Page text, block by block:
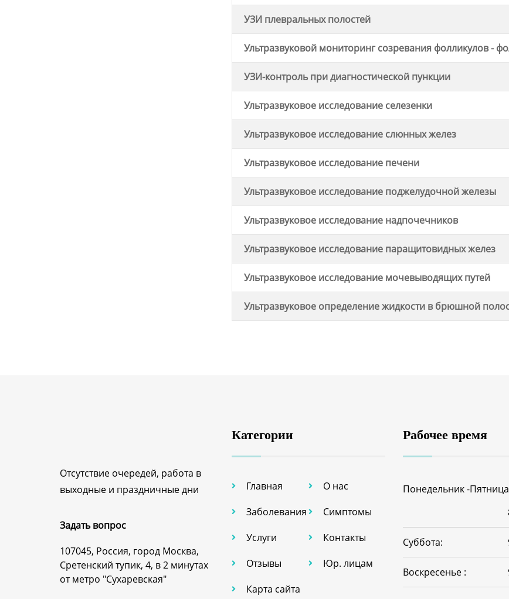
УЗИ плевральных полостей
Ультразвуковой мониторинг созревания фолликулов -
УЗИ-контроль при диагностической пункции
Ультразвуковое исследование селезенки
Ультразвуковое исследование слюнных желез
Ультразвуковое исследование печени
Ультразвуковое исследование поджелудочной железы
Ультразвуковое исследование надпочечников
Ультразвуковое исследование паращитовидных желез
Ультразвуковое исследование мочевыводящих путей
Ультразвуковое определение жидкости в брюшной
Отсутствие очередей, работа в
выходные и праздничные дни
Задать вопрос
107045, Россия, город Москва,
Сретенский тупик, 4, в 2 минутах
от метро "Сухаревская"
Категории
Главная
О нас
Заболевания
Симптомы
Услуги
Контакты
Отзывы
Юр. лицам
Карта сайта
Рабочее время
Понедельник -
Суббота:
Воскресенье :